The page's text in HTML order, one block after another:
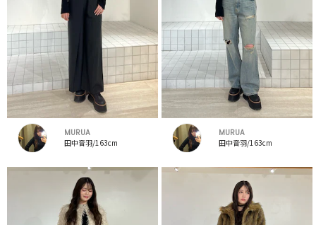
MURUA
田中音羽/163cm
MURUA
田中音羽/163cm